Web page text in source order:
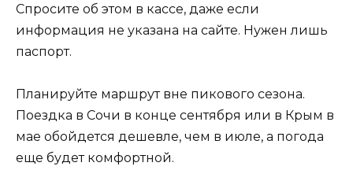
Спросите об этом в кассе, даже если
информация не указана на сайте. Нужен лишь
паспорт.
Планируйте маршрут вне пикового сезона.
Поездка в Сочи в конце сентября или в Крым в
мае обойдется дешевле, чем в июле, а погода
еще будет комфортной.